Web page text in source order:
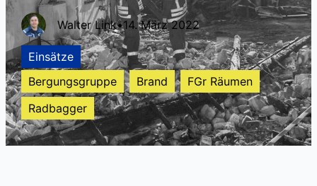
Walter Link•14. März 2022
Einsätze
Bergungsgruppe
Brand
FGr Räumen
Radbagger